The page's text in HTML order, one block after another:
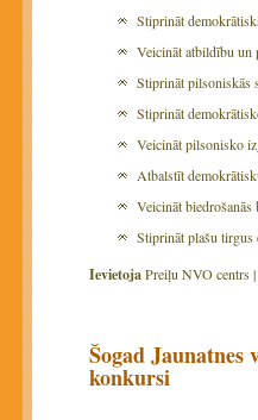
Stiprināt
Veicināt atbildību un
Stiprināt pilsoniskās
Stiprināt
Veicināt pilsonisko
Atbalstīt
Veicināt
Stiprināt plašu
IevietojaPreiļu NVO centrs |
Šogad
konkursi